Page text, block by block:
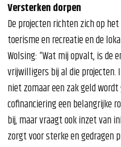
Versterken dorpen
De projecten richten zich op
toerisme en recreatie en de
Wolsing: “Wat mij opvalt, is de
vrijwilligers bij al die projecten.
niet zomaar een zak geld
cofinanciering een belangrijke
bij, maar vraagt ook inzet van
zorgt voor sterke en gedragen